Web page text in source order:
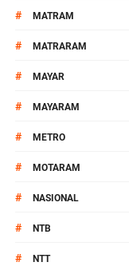
# MATRAM
# MATRARAM
# MAYAR
# MAYARAM
# METRO
# MOTARAM
# NASIONAL
# NTB
# NTT